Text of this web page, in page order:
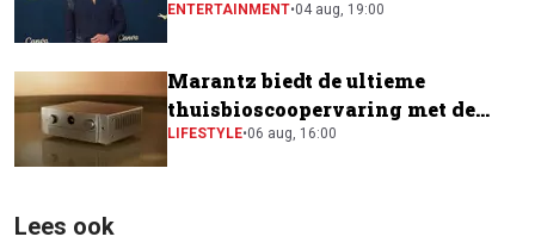
naast Will Smith
ENTERTAINMENT•04 aug, 19:00
Marantz biedt de ultieme
thuisbioscoopervaring met de
CINEMA Series 2
LIFESTYLE•06 aug, 16:00
Lees ook